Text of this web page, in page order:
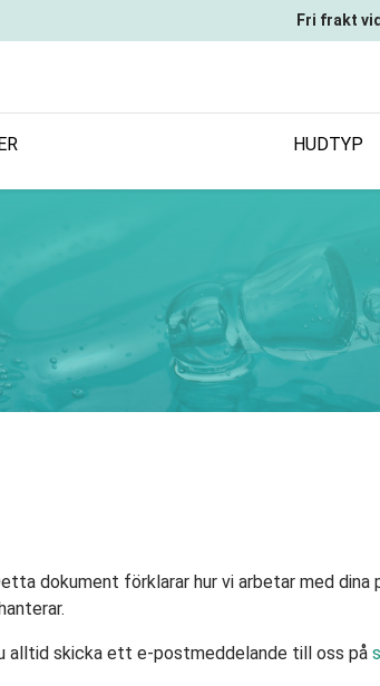
Fri frakt
HUDTYP
dokument förklarar hur vi arbetar med
alltid skicka ett e-postmeddelande till oss på